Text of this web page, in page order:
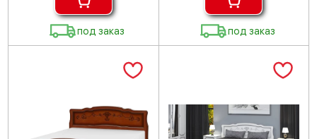
под заказ под заказ